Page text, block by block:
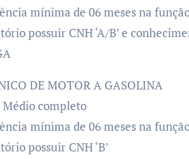
mínima de 06 meses na
possuir CNH ‘A/B’ e
DE MOTOR A GASOLINA
Médio completo
mínima de 06 meses na
possuir CNH ‘B’